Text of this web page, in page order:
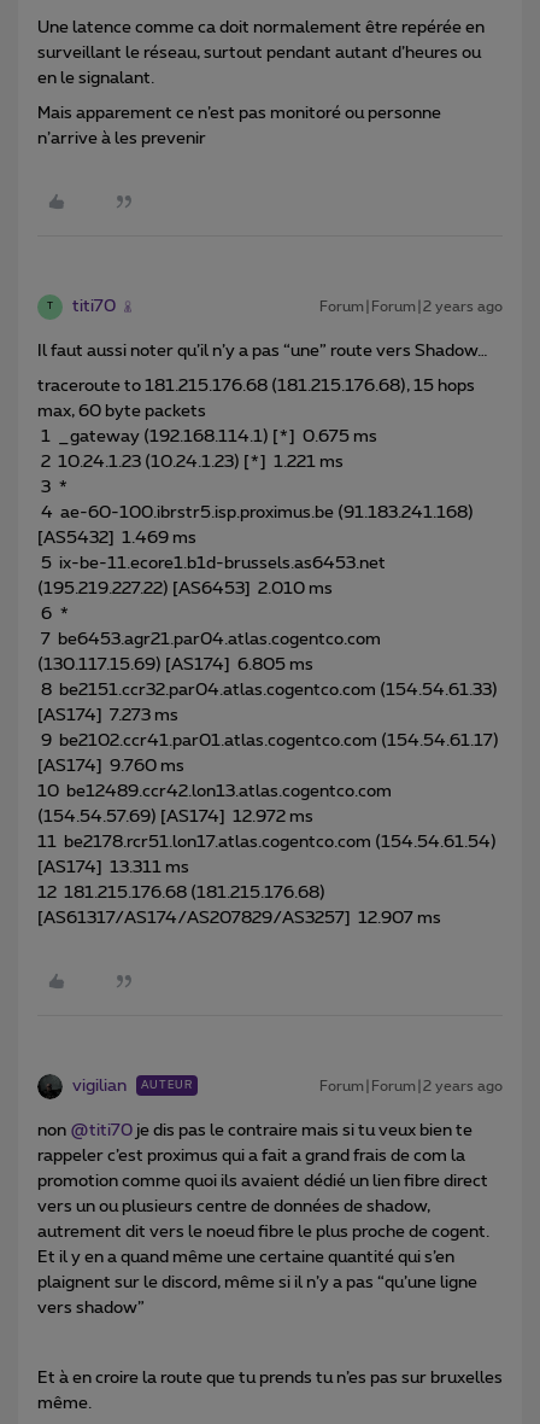
Une latence comme ca doit normalement être repérée en
surveillant le réseau, surtout pendant autant d’heures ou
en le signalant.
Mais apparement ce n’est pas monitoré ou personne
n’arrive à les prevenir
titi70 Forum|Forum|2 years ago
Il faut aussi noter qu’il n’y a pas “une” route vers Shadow…
traceroute to 181.215.176.68 (181.215.176.68), 15 hops
max, 60 byte packets
1 _gateway (192.168.114.1) [*] 0.675 ms
2 10.24.1.23 (10.24.1.23) [*] 1.221 ms
3 *
4 ae-60-100.ibrstr5.isp.proximus.be (91.183.241.168)
[AS5432] 1.469 ms
5 ix-be-11.ecore1.b1d-brussels.as6453.net
(195.219.227.22) [AS6453] 2.010 ms
6 *
7 be6453.agr21.par04.atlas.cogentco.com
(130.117.15.69) [AS174] 6.805 ms
8 be2151.ccr32.par04.atlas.cogentco.com (154.54.61.33)
[AS174] 7.273 ms
9 be2102.ccr41.par01.atlas.cogentco.com (154.54.61.17)
[AS174] 9.760 ms
10 be12489.ccr42.lon13.atlas.cogentco.com
(154.54.57.69) [AS174] 12.972 ms
11 be2178.rcr51.lon17.atlas.cogentco.com (154.54.61.54)
[AS174] 13.311 ms
12 181.215.176.68 (181.215.176.68)
[AS61317/AS174/AS207829/AS3257] 12.907 ms
vigilian AUTEUR Forum|Forum|2 years ago
non @titi70 je dis pas le contraire mais si tu veux bien te
rappeler c’est proximus qui a fait a grand frais de com la
promotion comme quoi ils avaient dédié un lien fibre direct
vers un ou plusieurs centre de données de shadow,
autrement dit vers le noeud fibre le plus proche de cogent.
Et il y en a quand même une certaine quantité qui s’en
plaignent sur le discord, même si il n’y a pas “qu’une ligne
vers shadow”
Et à en croire la route que tu prends tu n’es pas sur bruxelles
même.